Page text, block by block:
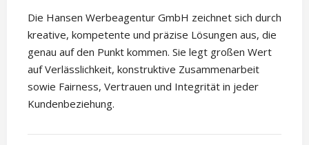
Die Hansen Werbeagentur GmbH zeichnet sich durch
kreative, kompetente und präzise Lösungen aus, die
genau auf den Punkt kommen. Sie legt großen Wert
auf Verlässlichkeit, konstruktive Zusammenarbeit
sowie Fairness, Vertrauen und Integrität in jeder
Kundenbeziehung.